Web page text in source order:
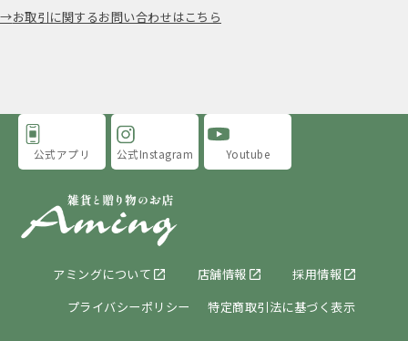
お取引に関するお問い合わせはこちら
アミングについて 店舗情報
採用情報
プライバシーポリシー
特定商取引法に基づく表示
公式アプリ 公式Instagram Youtube